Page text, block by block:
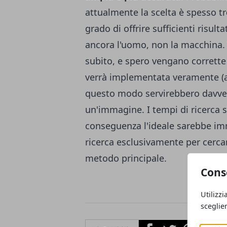
attualmente la scelta è spesso
grado di offrire sufficienti
ancora l'uomo, non la
subito, e spero vengano
verrà implementata veramente
questo modo servirebbero
un'immagine. I tempi di ricerca
conseguenza l'ideale sarebbe
ricerca esclusivamente per
metodo principale.